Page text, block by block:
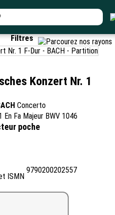
Filtres
Konzert Nr. 1
Concerto
En Fa Majeur BWV 1046
poche
9790200202557